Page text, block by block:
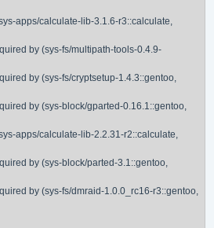
apps/calculate-lib-3.1.6-r3::calculate,
by (sys-fs/multipath-tools-0.4.9-
by (sys-fs/cryptsetup-1.4.3::gentoo,
by (sys-block/gparted-0.16.1::gentoo,
apps/calculate-lib-2.2.31-r2::calculate,
by (sys-block/parted-3.1::gentoo,
by (sys-fs/dmraid-1.0.0_rc16-r3::gentoo,